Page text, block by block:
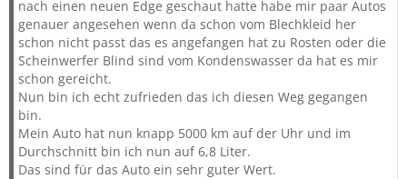
nach einen neuen Edge geschaut hatte habe mir paar Autos
genauer angesehen wenn da schon vom Blechkleid her
schon nicht passt das es angefangen hat zu Rosten oder die
Scheinwerfer Blind sind vom Kondenswasser da hat es mir
schon gereicht.
Nun bin ich echt zufrieden das ich diesen Weg gegangen
bin.
Mein Auto hat nun knapp 5000 km auf der Uhr und im
Durchschnitt bin ich nun auf 6,8 Liter.
Das sind für das Auto ein sehr guter Wert.